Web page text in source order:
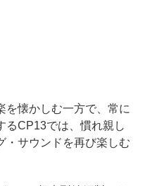
を懐かしむ一方で、常に
るCP13では、慣れ親し
・サウンドを再び楽しむ